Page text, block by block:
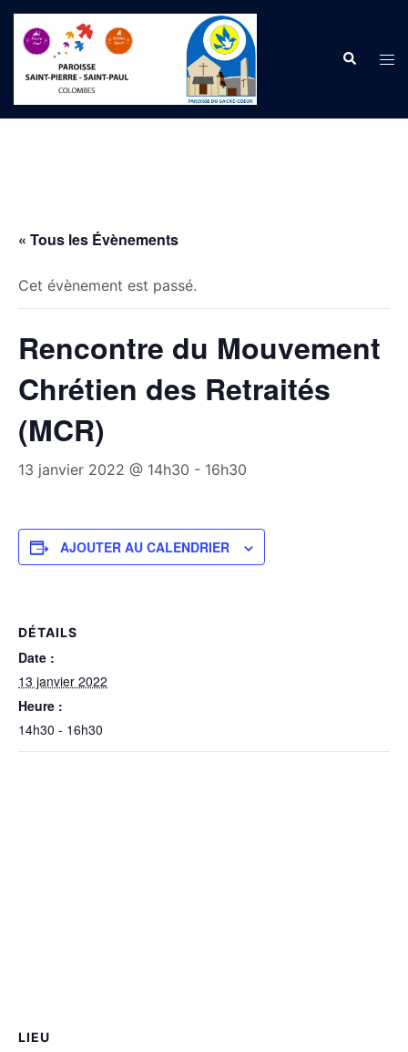
Aller
contenu
« Tous les Évènements
Cet évènement est passé.
Rencontre du Mouvement
Chrétien des Retraités
(MCR)
13 janvier 2022 @ 14h30 - 16h30
AJOUTER AU CALENDRIER
DÉTAILS
Date :
13 janvier 2022
Heure :
14h30 - 16h30
LIEU